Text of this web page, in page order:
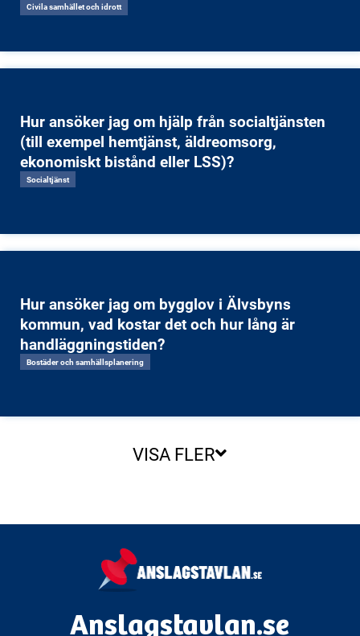
Civila samhället och idrott
Hur ansöker jag om hjälp från socialtjänsten
(till exempel hemtjänst, äldreomsorg,
ekonomiskt bistånd eller LSS)?
Socialtjänst
Hur ansöker jag om bygglov i Älvsbyns
kommun, vad kostar det och hur lång är
handläggningstiden?
Bostäder och samhällsplanering
VISA FLER
Anslagstavlan.se